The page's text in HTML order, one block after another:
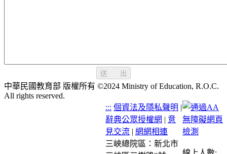
送 出
中華民國教育部 版權所有 ©2024 Ministry of Education, R.O.C.
All rights reserved.
::: 個資法及隱私聲明 |
辭典公眾授權網 | 意
見交流 | 網網相連
三峽總院區：新北市